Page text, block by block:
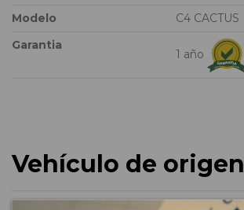
Modelo
C4 CACTUS
Garantia
1 año
Vehículo de origen